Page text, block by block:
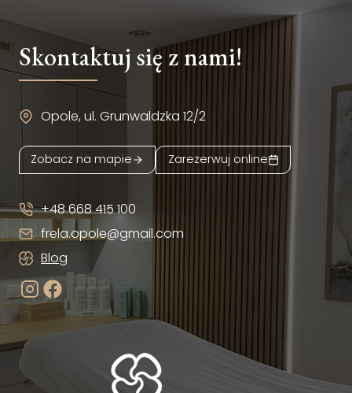
Skontaktuj się z nami!
Opole, ul. Grunwaldzka 12/2
Zobacz na mapie Zarezerwuj online
+48 668 415 100
frela.opole@gmail.com
Blog